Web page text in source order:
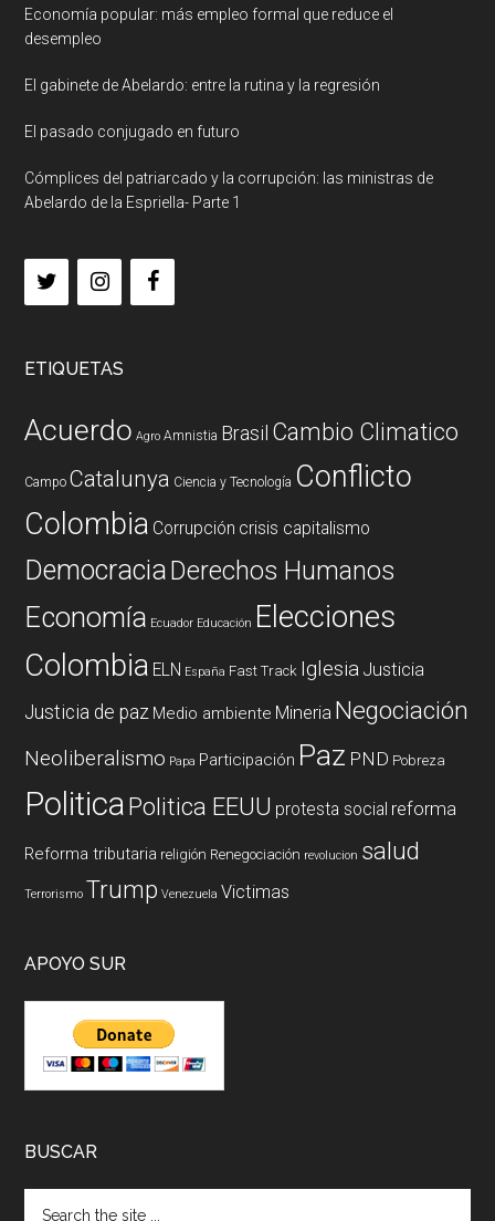
Economía popular: más empleo formal que reduce el
desempleo
El gabinete de Abelardo: entre la rutina y la regresión
El pasado conjugado en futuro
Cómplices del patriarcado y la corrupción: las ministras de
Abelardo de la Espriella- Parte 1
ETIQUETAS
Acuerdo Agro Amnistia Brasil Cambio Climatico
Campo Catalunya Ciencia y Tecnología Conflicto
Colombia Corrupción crisis capitalismo
DemocraciaDerechos Humanos
Economía Ecuador Educación Elecciones
Colombia ELN España Fast Track Iglesia Justicia
Justicia de paz Medio ambiente Mineria Negociación
Neoliberalismo Papa Participación Paz PND Pobreza
PoliticaPolitica EEUU protesta social reforma
Reforma tributaria religión Renegociación revolucion salud
Terrorismo Trump Venezuela Victimas
APOYO SUR
BUSCAR